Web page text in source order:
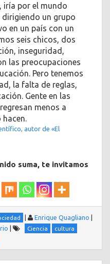
iría por el mundo
un grupo
en un país con un
seis chicos, dos
inseguridad,
las preocupaciones
Pero tenemos
la falta de reglas,
Gente en las
menos a
autor de «El
suma, te invitamos
| Enrique Quagliano |
| Ciencia
cultura